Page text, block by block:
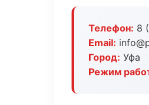
Телефон: 8
Email:
Город: Уфа
Режим